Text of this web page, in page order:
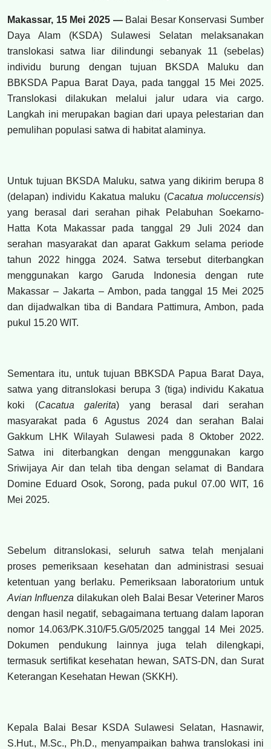
Makassar, 15 Mei 2025 —Balai Besar Konservasi Sumber
Daya Alam (KSDA) Sulawesi Selatan melaksanakan
translokasi satwa liar dilindungi sebanyak 11 (sebelas)
individu burung dengan tujuan BKSDA Maluku dan
BBKSDA Papua Barat Daya, pada tanggal 15 Mei 2025.
Translokasi dilakukan melalui jalur udara via cargo.
Langkah ini merupakan bagian dari upaya pelestarian dan
pemulihan populasi satwa di habitat alaminya.
Untuk tujuan BKSDA Maluku, satwa yang dikirim berupa 8
(delapan) individu Kakatua maluku (Cacatua moluccensis)
yang berasal dari serahan pihak Pelabuhan Soekarno-
Hatta Kota Makassar pada tanggal 29 Juli 2024 dan
serahan masyarakat dan aparat Gakkum selama periode
tahun 2022 hingga 2024. Satwa tersebut diterbangkan
menggunakan kargo Garuda Indonesia dengan rute
Makassar – Jakarta – Ambon, pada tanggal 15 Mei 2025
dan dijadwalkan tiba di Bandara Pattimura, Ambon, pada
pukul 15.20 WIT.
Sementara itu, untuk tujuan BBKSDA Papua Barat Daya,
satwa yang ditranslokasi berupa 3 (tiga) individu Kakatua
koki (Cacatua galerita) yang berasal dari serahan
masyarakat pada 6 Agustus 2024 dan serahan Balai
Gakkum LHK Wilayah Sulawesi pada 8 Oktober 2022.
Satwa ini diterbangkan dengan menggunakan kargo
Sriwijaya Air dan telah tiba dengan selamat di Bandara
Domine Eduard Osok, Sorong, pada pukul 07.00 WIT, 16
Mei 2025.
Sebelum ditranslokasi, seluruh satwa telah menjalani
proses pemeriksaan kesehatan dan administrasi sesuai
ketentuan yang berlaku. Pemeriksaan laboratorium untuk
Avian Influenza dilakukan oleh Balai Besar Veteriner Maros
dengan hasil negatif, sebagaimana tertuang dalam laporan
nomor 14.063/PK.310/F5.G/05/2025 tanggal 14 Mei 2025.
Dokumen pendukung lainnya juga telah dilengkapi,
termasuk sertifikat kesehatan hewan, SATS-DN, dan Surat
Keterangan Kesehatan Hewan (SKKH).
Kepala Balai Besar KSDA Sulawesi Selatan, Hasnawir,
S.Hut., M.Sc., Ph.D., menyampaikan bahwa translokasi ini